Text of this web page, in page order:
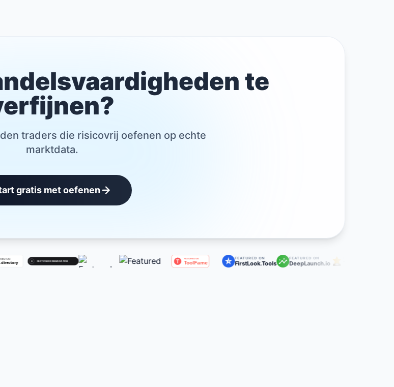
te
traders die risicovrij oefenen op echte
marktdata.
gratis met oefenen
FEATURED ON
FirstLook.Tools
FEATURED ON
DeepLaunch.io
FEATURED ON
Twelve Tools